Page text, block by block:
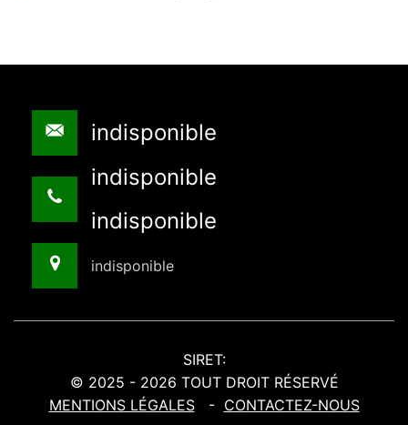
indisponible
indisponible
indisponible
indisponible
SIRET:
© 2025 - 2026 TOUT DROIT RÉSERVÉ
MENTIONS LÉGALES- CONTACTEZ-NOUS